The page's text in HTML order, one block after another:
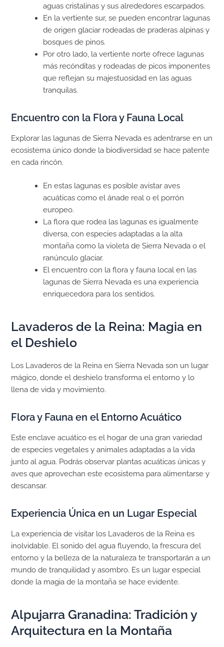
aguas cristalinas y sus alrededores escarpados.
En la vertiente sur, se pueden encontrar lagunas
de origen glaciar rodeadas de praderas alpinas y
bosques de pinos.
Por otro lado, la vertiente norte ofrece lagunas
más recónditas y rodeadas de picos imponentes
que reflejan su majestuosidad en las aguas
tranquilas.
Encuentro con la Flora y Fauna Local
Explorar las lagunas de Sierra Nevada es adentrarse en un
ecosistema único donde la biodiversidad se hace patente
en cada rincón.
En estas lagunas es posible avistar aves
acuáticas como el ánade real o el porrón
europeo.
La flora que rodea las lagunas es igualmente
diversa, con especies adaptadas a la alta
montaña como la violeta de Sierra Nevada o el
ranúnculo glaciar.
El encuentro con la flora y fauna local en las
lagunas de Sierra Nevada es una experiencia
enriquecedora para los sentidos.
Lavaderos de la Reina: Magia en
el Deshielo
Los Lavaderos de la Reina en Sierra Nevada son un lugar
mágico, donde el deshielo transforma el entorno y lo
llena de vida y movimiento.
Flora y Fauna en el Entorno Acuático
Este enclave acuático es el hogar de una gran variedad
de especies vegetales y animales adaptadas a la vida
junto al agua. Podrás observar plantas acuáticas únicas y
aves que aprovechan este ecosistema para alimentarse y
descansar.
Experiencia Única en un Lugar Especial
La experiencia de visitar los Lavaderos de la Reina es
inolvidable. El sonido del agua fluyendo, la frescura del
entorno y la belleza de la naturaleza te transportarán a un
mundo de tranquilidad y asombro. Es un lugar especial
donde la magia de la montaña se hace evidente.
Alpujarra Granadina: Tradición y
Arquitectura en la Montaña